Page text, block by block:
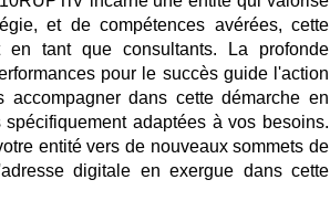
et de compétences avérées, cette
en tant que consultants. La profonde
pour le succès guide l'action
dans cette démarche en
spécifiquement adaptées à vos besoins.
entité vers de nouveaux sommets de
digitale en exergue dans cette